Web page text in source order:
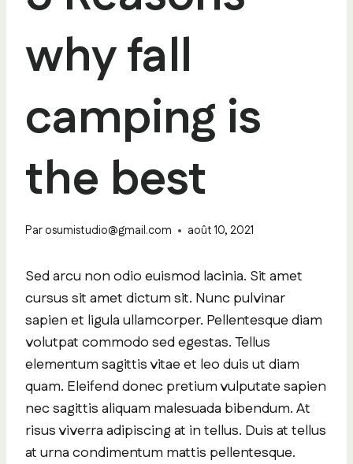
why fall
camping is
the best
Par osumistudio@gmail.com août 10, 2021
Sed arcu non odio euismod lacinia. Sit amet
cursus sit amet dictum sit. Nunc pulvinar
sapien et ligula ullamcorper. Pellentesque diam
volutpat commodo sed egestas. Tellus
elementum sagittis vitae et leo duis ut diam
quam. Eleifend donec pretium vulputate sapien
nec sagittis aliquam malesuada bibendum. At
risus viverra adipiscing at in tellus. Duis at tellus
at urna condimentum mattis pellentesque.